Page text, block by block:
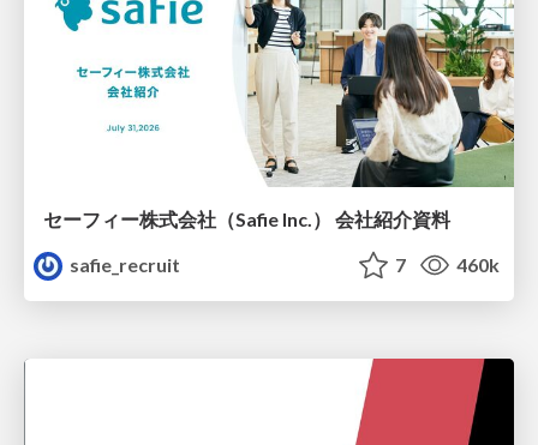
セーフィー株式会社（Safie Inc.） 会社紹介資料
safie_recruit
7 460k